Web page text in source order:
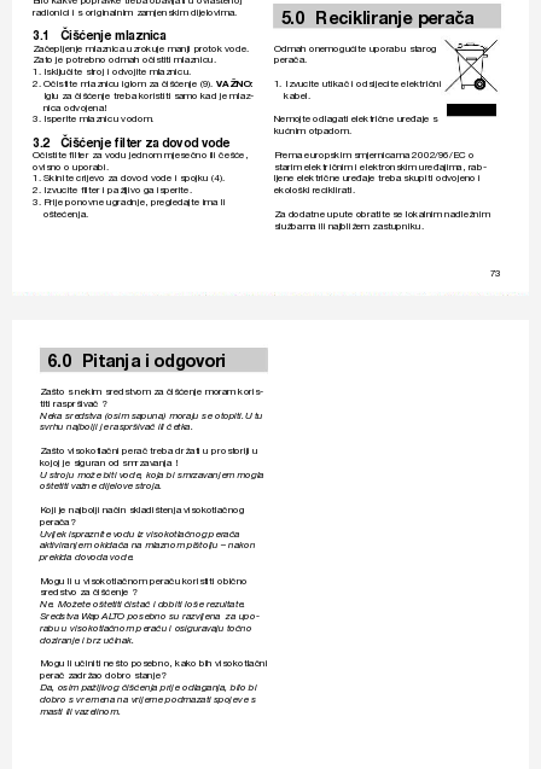
radionici i s originalnim zamjenskim dijelovima.
5.0 Recikliranje perača
3.1 Čišćenje mlaznica
Začepljenje mlaznica uzrokuje manji protok vode.
Odmah onemogućite uporabu starog
Zato je potrebno odmah očistiti mlaznicu.
perača.
1. Isključite stroj i odvojite mlaznicu.
2. Očistite mlaznicu iglom za čišćenje (9). VAŽNO:
1. Izvucite utikač i odsijecite električni
Iglu za čišćenje treba koristiti samo kad je mlaz- kabel.
nica odvojena!
3. Isperite mlaznicu vodom.
Nemojte odlagati električne uređaje s
kućnim otpadom.
3.2 Čišćenje
ﬁlter za dovod vode
Očistite ﬁ lter za vodu jednom mjesečno ili češće, Prema europskim smjernicama 2002/96/EC o
ovisno o uporabi.
starim električnim i elektronskim uređajima, rab-
1. Skinite crijevo za dovod vode i spojku (4). ljene električne uređaje treba skupiti odvojeno i
2. Izvucite ﬁ lter i pažljivo ga isperite. ekološki reciklirati.
3. Prije ponovne ugradnje, pregledajte ima li
oštećenja.
Za dodatne upute obratite se lokalnim nadležnim
službama ili najbližem zastupniku.
73
6.0 Pitanja i odgovori
Zašto s nekim sredstvom za čišćenje moram koris-
titi raspršivač ?
Neka sredstva (osim sapuna) moraju se otopiti.U tu
svrhu najbolji je raspršivač ili četka.
Zašto visokotlačni perač treba držati u prostoriji u
kojoj je siguran od smrzavanja !
U stroju može biti vode, koja bi smrzavanjem mogla
oštetiti važne dijelove stroja.
Koji je najbolji način skladištenja visokotlačnog
perača?
Uvijek ispraznite vodu iz visokotlačnog perača
aktiviranjem okidača na mlaznom pištolju – nakon
prekida dovoda vode.
Mogu li u visokotlačnom peraču koristiti obično
sredstvo za čišćenje ?
Ne. Možete oštetiti čistač i dobiti loše rezultate.
Sredstva Wap ALTO posebno su razvijena  za upo-
rabu u visokotlačnom peraču i osiguravaju točno
doziranje i brz učinak.
Mogu li učiniti nešto posebno, kako bih visokotlačni
perač zadržao dobro stanje?
Da, osim pažljivog čišćenja prije odlaganja, bilo bi
dobro s vremena na vrijeme podmazati spojeve s
masti ili vazelinom.